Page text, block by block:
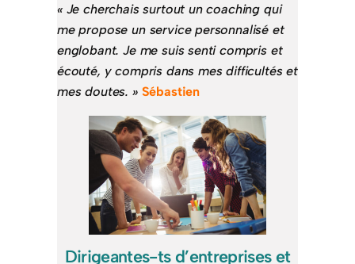
« Je cherchais surtout un coaching qui
me propose un service personnalisé et
englobant. Je me suis senti compris et
écouté, y compris dans mes difficultés et
mes doutes. » Sébastien
Dirigeantes-ts d’entreprises et